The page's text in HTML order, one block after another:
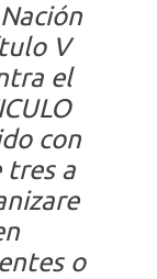
V
el
con
tres a
o